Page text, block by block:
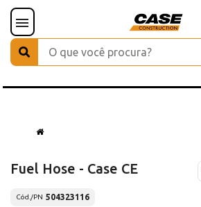
Fuel Hose - Case CE
Cód./PN 504323116